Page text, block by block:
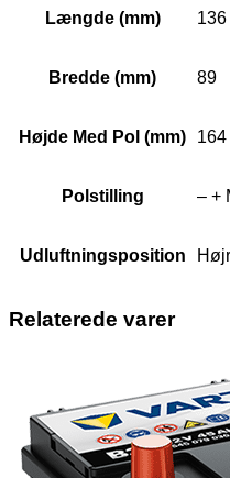
Længde (mm) 136
Bredde (mm) 89
Højde Med Pol (mm) 164
Polstilling – +
Udluftningsposition
Relaterede varer